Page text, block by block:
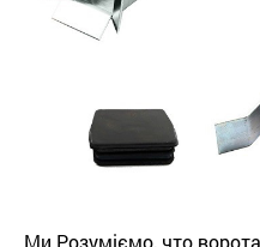
Ми Розуміємо, что ворота